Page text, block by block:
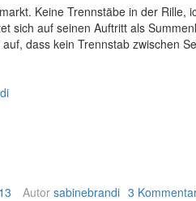
Keine Trennstäbe in der Rille,
sich auf seinen Auftritt als
dass kein Trennstab zwischen
Autor sabinebrandi 3